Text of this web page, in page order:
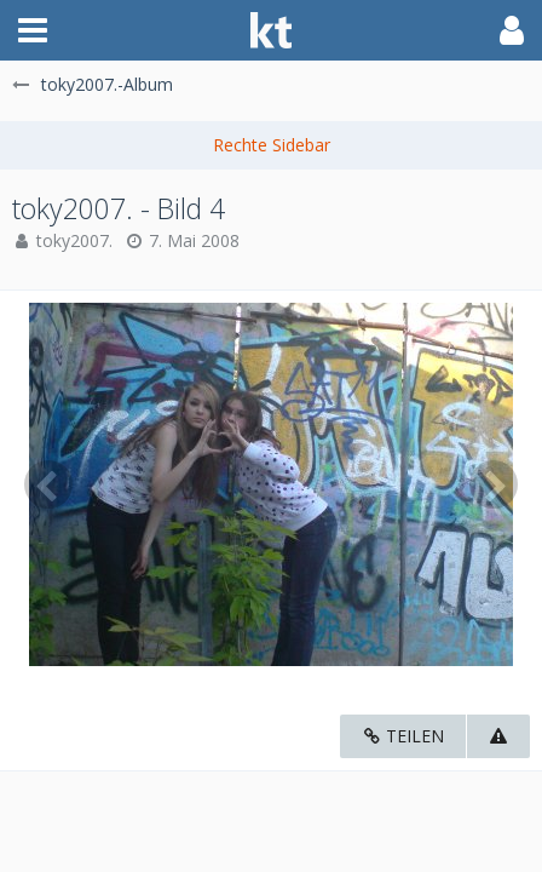
toky2007.-Album
toky2007. - Bild 4
toky2007. 7. Mai 2008
TEILEN